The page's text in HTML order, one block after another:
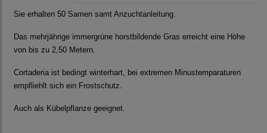
Sie erhalten 50 Samen samt Anzuchtanleitung.
Das mehrjährige immergrüne horstbildende Gras erreicht eine Höhe
von bis zu 2,50 Metern.
Cortaderia ist bedingt winterhart, bei extremen Minustemparaturen
empfliehlt sich ein Frostschutz.
Auch als Kübelpflanze geeignet.